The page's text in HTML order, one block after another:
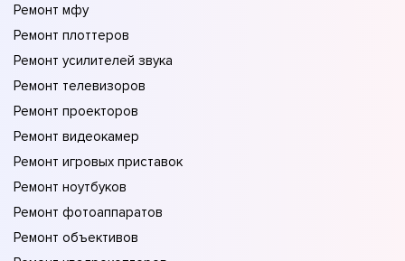
Ремонт мфу
Ремонт плоттеров
Ремонт усилителей звука
Ремонт телевизоров
Ремонт проекторов
Ремонт видеокамер
Ремонт игровых приставок
Ремонт ноутбуков
Ремонт фотоаппаратов
Ремонт объективов